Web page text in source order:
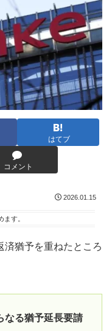
はてブ
コメント
2026.01.15
ます。
済猶予を重ねたところ
なる猶予延長要請